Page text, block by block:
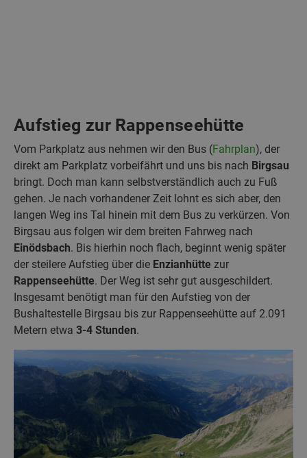
Aufstieg zur Rappenseehütte
Vom Parkplatz aus nehmen wir den Bus (Fahrplan), der
direkt am Parkplatz vorbeifährt und uns bis nach Birgsau
bringt. Doch man kann selbstverständlich auch zu Fuß
gehen. Je nach vorhandener Zeit lohnt es sich aber, den
langen Weg ins Tal hinein mit dem Bus zu verkürzen. Von
Birgsau aus folgen wir dem breiten Fahrweg nach
Einödsbach. Bis hierhin noch flach, beginnt wenig später
der steilere Aufstieg über die Enzianhütte zur
Rappenseehütte. Der Weg ist sehr gut ausgeschildert.
Insgesamt benötigt man für den Aufstieg von der
Bushaltestelle Birgsau bis zur Rappenseehütte auf 2.091
Metern etwa 3-4 Stunden.